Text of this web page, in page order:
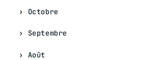
Octobre
Septembre
Août